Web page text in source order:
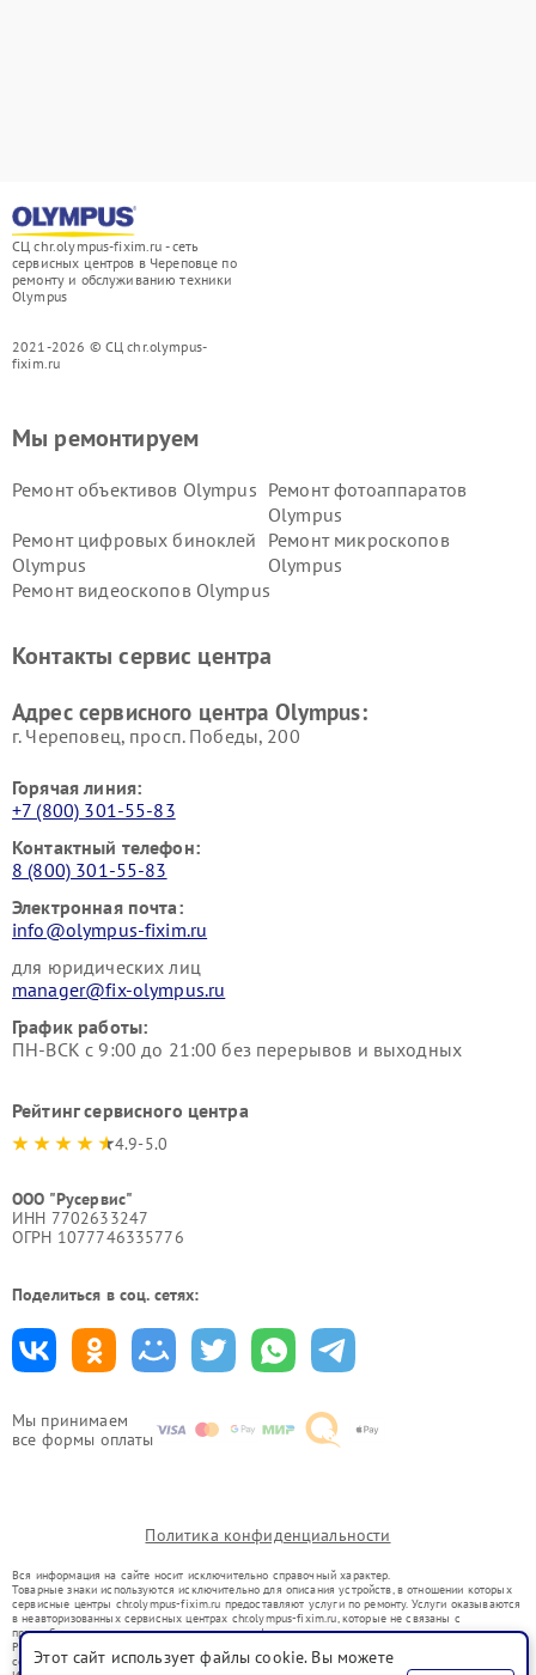
СЦ chr.olympus-fixim.ru - сеть
сервисных центров в Череповце по
ремонту и обслуживанию техники
Olympus
2021-2026 © СЦ chr.olympus-
fixim.ru
Мы принимаем
все формы оплаты
Мы ремонтируем
Ремонт объективов Olympus Ремонт фотоаппаратов
Olympus
Ремонт цифровых биноклей
Olympus
Ремонт микроскопов
Olympus
Ремонт видеоскопов Olympus
Контакты сервис центра
Адрес сервисного центра Olympus:
г. Череповец, просп. Победы, 200
Горячая линия:
+7 (800) 301-55-83
Контактный телефон:
8 (800) 301-55-83
Электронная почта:
info@olympus-fixim.ru
для юридических лиц
manager@fix-olympus.ru
График работы:
ПН-ВСК с 9:00 до 21:00 без перерывов и выходных
Рейтинг сервисного центра
4.9-5.0
ООО "Русервис"
ИНН 7702633247
ОГРН 1077746335776
Поделиться в соц. сетях:
Политика конфиденциальности
Вся информация на сайте носит исключительно справочный характер.
Товарные знаки используются исключительно для описания устройств, в отношении которых
сервисные центры chr.olympus-fixim.ru предоставляют услуги по ремонту. Услуги оказываются
в неавторизованных сервисных центрах chr.olympus-fixim.ru, которые не связаны с
правообладателями товарных знаков или их официальными представителями.
Ремонт осуществляется для устройств, уже введенных в гражданский оборот в соответствии
со статьей 1487 ГК РФ.
Этот сайт использует файлы cookie. Вы можете